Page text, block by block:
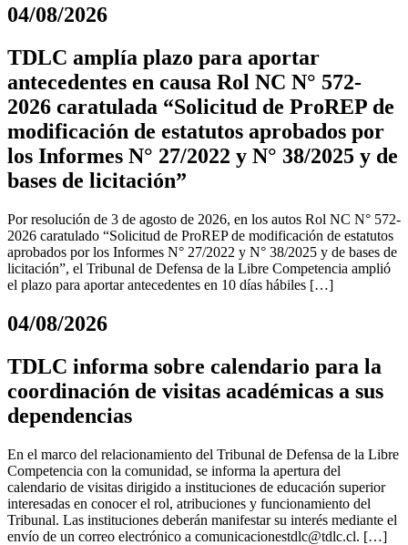
04/08/2026
TDLC amplía plazo para aportar
antecedentes en causa Rol NC N° 572-
2026 caratulada “Solicitud de ProREP de
modificación de estatutos aprobados por
los Informes N° 27/2022 y N° 38/2025 y de
bases de licitación”
Por resolución de 3 de agosto de 2026, en los autos Rol NC N° 572-
2026 caratulado “Solicitud de ProREP de modificación de estatutos
aprobados por los Informes N° 27/2022 y N° 38/2025 y de bases de
licitación”, el Tribunal de Defensa de la Libre Competencia amplió
el plazo para aportar antecedentes en 10 días hábiles […]
04/08/2026
TDLC informa sobre calendario para la
coordinación de visitas académicas a sus
dependencias
En el marco del relacionamiento del Tribunal de Defensa de la Libre
Competencia con la comunidad, se informa la apertura del
calendario de visitas dirigido a instituciones de educación superior
interesadas en conocer el rol, atribuciones y funcionamiento del
Tribunal. Las instituciones deberán manifestar su interés mediante el
envío de un correo electrónico a comunicacionestdlc@tdlc.cl. […]